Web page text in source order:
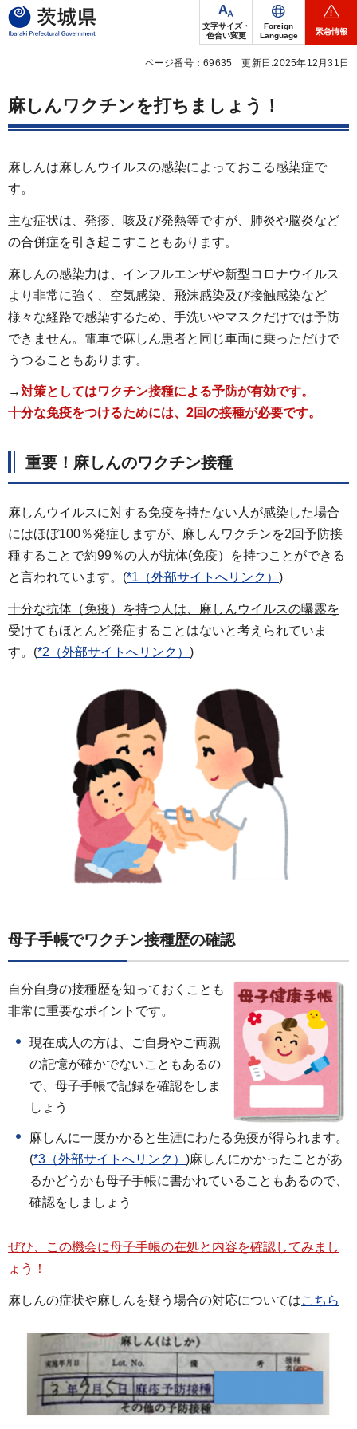
茨城県
文字サイズ・
色合い変更
Foreign
Language
緊急情報
ページ番号：69635 更新日:2025年12月31日
麻しんワクチンを打ちましょう！
麻しんは麻しんウイルスの感染によっておこる感染症で
す。
主な症状は、発疹、咳及び発熱等ですが、肺炎や脳炎など
の合併症を引き起こすこともあります。
麻しんの感染力は、インフルエンザや新型コロナウイルス
より非常に強く、空気感染、飛沫感染及び接触感染など
様々な経路で感染するため、手洗いやマスクだけでは予防
できません。電車で麻しん患者と同じ車両に乗っただけで
うつることもあります。
→対策としてはワクチン接種による予防が有効です。
十分な免疫をつけるためには、2回の接種が必要です。
重要！麻しんのワクチン接種
麻しんウイルスに対する免疫を持たない人が感染した場合
にはほぼ100％発症しますが、麻しんワクチンを2回予防接
種することで約99％の人が抗体(免疫）を持つことができる
と言われています。(*1（外部サイトへリンク） )
十分な抗体（免疫）を持つ人は、麻しんウイルスの曝露を
受けてもほとんど発症することはないと考えられていま
す。(*2（外部サイトへリンク） )
母子手帳でワクチン接種歴の確認
自分自身の接種歴を知っておくことも
非常に重要なポイントです。
現在成人の方は、ご自身やご両親
の記憶が確かでないこともあるの
で、母子手帳で記録を確認をしま
しょう
麻しんに一度かかると生涯にわたる免疫が得られます。
(*3（外部サイトへリンク） )麻しんにかかったことがあ
るかどうかも母子手帳に書かれていることもあるので、
確認をしましょう
ぜひ、この機会に母子手帳の在処と内容を確認してみまし
ょう！
麻しんの症状や麻しんを疑う場合の対応についてはこちら